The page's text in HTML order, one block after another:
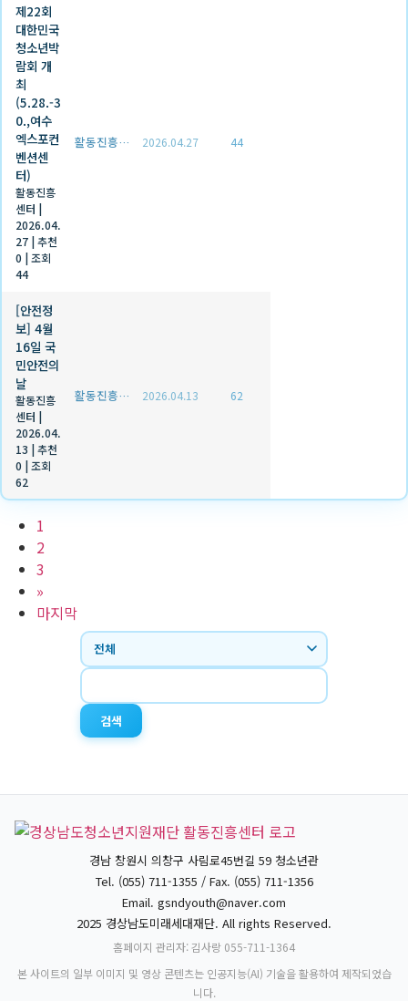
제22회
대한민국
청소년박
람회 개
최
(5.28.-3
0.,여수
엑스포컨
벤션센
터)
활동진흥
센터 |
2026.04.
27 |추천
0 |조회
44
활동진흥센터 2026.04.27 44
[안전정
보] 4월
16일 국
민안전의
날
활동진흥
센터 |
2026.04.
13 |추천
0 |조회
62
활동진흥센터 2026.04.13 62
1
2
3
»
마지막
검색
경남 창원시 의창구 사림로45번길 59 청소년관
Tel. (055) 711-1355 / Fax. (055) 711-1356
Email. gsndyouth@naver.com
2025 경상남도미래세대재단. All rights Reserved.
홈페이지 관리자: 김사랑 055-711-1364
본 사이트의 일부 이미지 및 영상 콘텐츠는 인공지능(AI) 기술을 활용하여 제작되었습
니다.